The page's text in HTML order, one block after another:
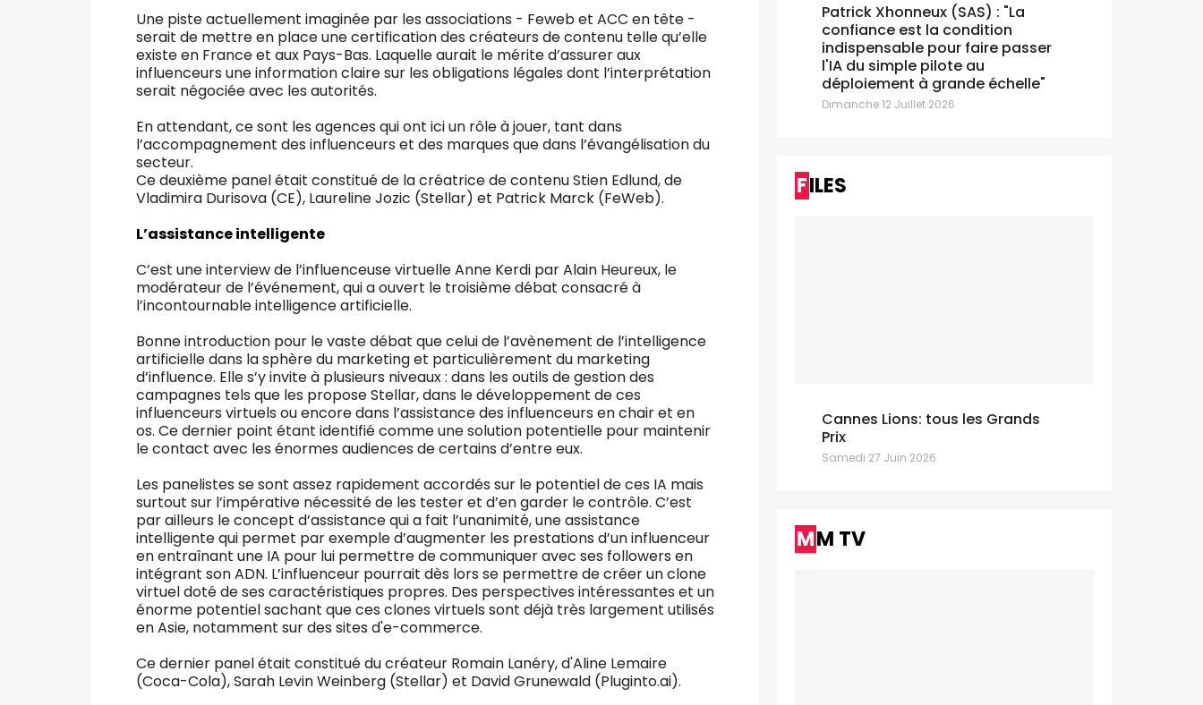
Une piste actuellement imaginée par les associations - Feweb et ACC en tête -
serait de mettre en place une certification des créateurs de contenu telle qu’elle
existe en France et aux Pays-Bas. Laquelle aurait le mérite d’assurer aux
influenceurs une information claire sur les obligations légales dont l’interprétation
serait négociée avec les autorités.
En attendant, ce sont les agences qui ont ici un rôle à jouer, tant dans
l’accompagnement des influenceurs et des marques que dans l’évangélisation du
secteur.
Ce deuxième panel était constitué de la créatrice de contenu Stien Edlund, de
Vladimira Durisova (CE), Laureline Jozic (Stellar) et Patrick Marck (FeWeb).
L’assistance intelligente
C’est une interview de l’influenceuse virtuelle Anne Kerdi par Alain Heureux, le
modérateur de l’événement, qui a ouvert le troisième débat consacré à
l’incontournable intelligence artificielle.
Bonne introduction pour le vaste débat que celui de l’avènement de l’intelligence
artificielle dans la sphère du marketing et particulièrement du marketing
d’influence. Elle s’y invite à plusieurs niveaux : dans les outils de gestion des
campagnes tels que les propose Stellar, dans le développement de ces
influenceurs virtuels ou encore dans l’assistance des influenceurs en chair et en
os. Ce dernier point étant identifié comme une solution potentielle pour maintenir
le contact avec les énormes audiences de certains d’entre eux.
Les panelistes se sont assez rapidement accordés sur le potentiel de ces IA mais
surtout sur l’impérative nécessité de les tester et d’en garder le contrôle. C’est
par ailleurs le concept d’assistance qui a fait l’unanimité, une assistance
intelligente qui permet par exemple d’augmenter les prestations d’un influenceur
en entraînant une IA pour lui permettre de communiquer avec ses followers en
intégrant son ADN. L’influenceur pourrait dès lors se permettre de créer un clone
virtuel doté de ses caractéristiques propres. Des perspectives intéressantes et un
énorme potentiel sachant que ces clones virtuels sont déjà très largement utilisés
en Asie, notamment sur des sites d'e-commerce.
Ce dernier panel était constitué du créateur Romain Lanéry, d'Aline Lemaire
(Coca-Cola), Sarah Levin Weinberg (Stellar) et David Grunewald (Pluginto.ai).
Patrick Xhonneux (SAS) : "La
confiance est la condition
indispensable pour faire passer
l'IA du simple pilote au
déploiement à grande échelle"
Dimanche 12 Juillet 2026
FILES
Cannes Lions: tous les Grands
Prix
Samedi 27 Juin 2026
MM TV